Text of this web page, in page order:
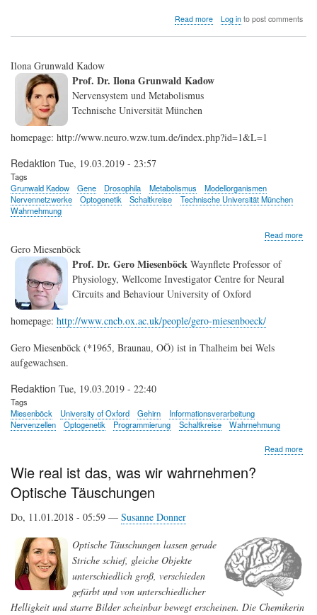
Read moreabout
Wie
Log into post comments
Ilona Grunwald Kadow
Prof. Dr. Ilona Grunwald Kadow
Nervensystem und Metabolismus
Technische Universität München
homepage: http://www.neuro.wzw.tum.de/index.php?id=1&L=1
Redaktion Tue, 19.03.2019 - 23:57
Tags
Grunwald Kadow
Gene Drosophila Metabolismus
Modellorganismen
Nervennetzwerke
Optogenetik Schaltkreise
Technische Universität München
Wahrnehmung
Read more
Gero Miesenböck
Prof. Dr. Gero Miesenböck Waynflete Professor of
Physiology, Wellcome Investigator Centre for Neural
Circuits and Behaviour University of Oxford
homepage: http://www.cncb.ox.ac.uk/people/gero-miesenboeck/
Gero Miesenböck (*1965, Braunau, OÖ) ist in Thalheim bei Wels
aufgewachsen.
Redaktion Tue, 19.03.2019 - 22:40
Tags
Miesenböck
University of Oxford Gehirn
Informationsverarbeitung
Nervenzellen
Optogenetik Programmierung Schaltkreise Wahrnehmung
Read more
Wie real ist das, was wir wahrnehmen?
Optische Täuschungen
Do, 11.01.2018 - 05:59 — Susanne Donner
Optische Täuschungen lassen gerade
Striche schief, gleiche Objekte
unterschiedlich groß, verschieden
gefärbt und von unterschiedlicher
Helligkeit und starre Bilder scheinbar bewegt erscheinen. Die Chemikerin